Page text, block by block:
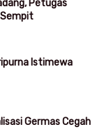
Petugas
Sempit
Istimewa
Germas Cegah